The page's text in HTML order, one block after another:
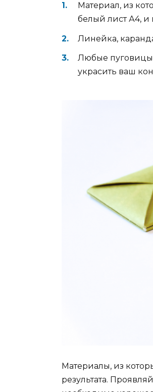
Материал, из
белый лист А4, и
Линейка,
Любые пуговицы,
украсить ваш
Материалы, из
результата.